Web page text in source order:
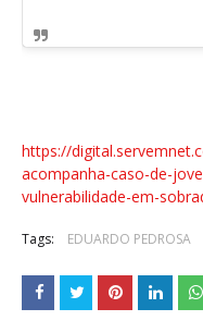
https://
acompanha-caso-de-
vulnerabilidade-em-
Tags: EDUARDO PEDROSA